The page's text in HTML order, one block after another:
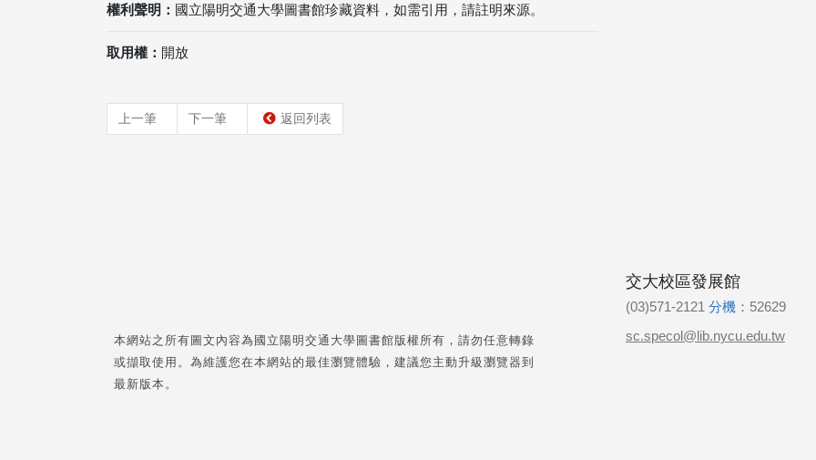
權利聲明： 國立陽明交通大學圖書館珍藏資料，如需引用，請註明來源。
取用權： 開放
上一筆 下一筆 返回列表
本網站之所有圖文內容為國立陽明交通大學圖書館版權所有，請勿任意轉錄
或擷取使用。為維護您在本網站的最佳瀏覽體驗，建議您主動升級瀏覽器到
最新版本。
交大校區發展館
(03)571-2121 分機： 52629
sc.specol@lib.nycu.edu.tw